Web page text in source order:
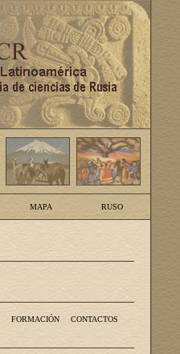
MAPA RUSO
FORMACIÓN
CONTACTOS